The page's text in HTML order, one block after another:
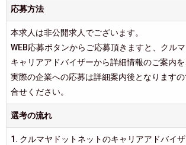
応募方法
本求人は非公開求人でございます。
WEB応募ボタンからご応募頂きますと、クル
キャリアアドバイザーから詳細情報のご案内を
実際の企業への応募は詳細案内後となります
合せください。
選考の流れ
1. クルマヤドットネットのキャリアアドバイ